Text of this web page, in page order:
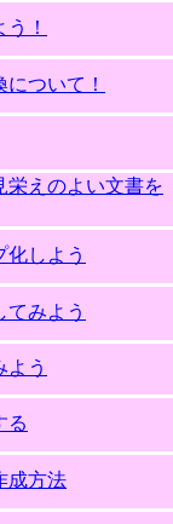
！
ついて！
栄えのよい文書を
化しよう
てみよう
よう
る
成方法